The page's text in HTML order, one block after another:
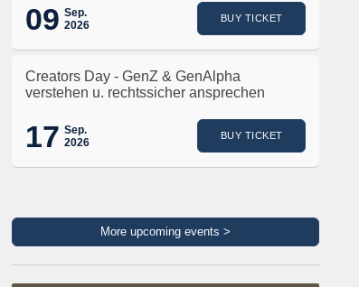
09 Sep.
2026
BUY TICKET
Creators Day - GenZ & GenAlpha
verstehen u. rechtssicher ansprechen
17 Sep.
2026
BUY TICKET
More upcoming events >